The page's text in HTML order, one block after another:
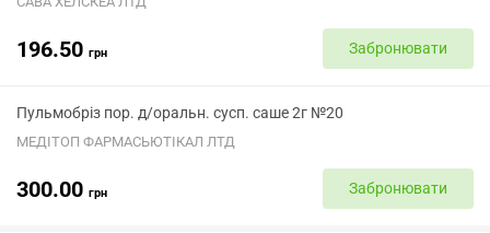
196.50 грн Забронювати
Пульмобріз пор. д/оральн. сусп. саше 2г №20
МЕДІТОП ФАРМАСЬЮТІКАЛ ЛТД
300.00 грн Забронювати